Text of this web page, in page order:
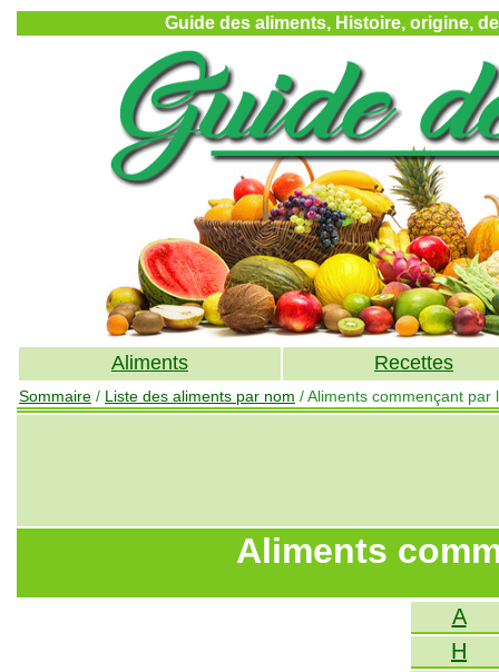
Guide des aliments, Histoire, origine,
Aliments Recettes
Sommaire / Liste des aliments par nom / Aliments commençant par
Aliments
A
H